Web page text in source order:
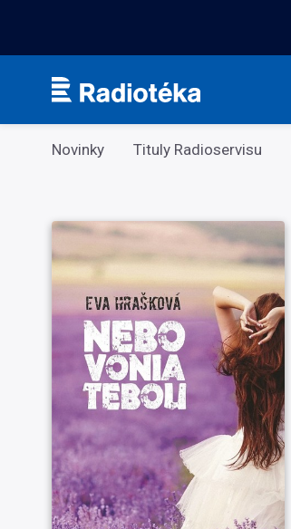
Kategorie
Novinky Tituly Radioservisu